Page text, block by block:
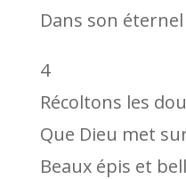
Dans son
4
Récoltons les
Que Dieu met
Beaux épis et